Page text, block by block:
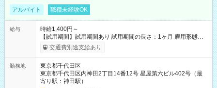
アルバイト 職種未経験OK
給与
時給1,400円～
【試用期間】試用期間あり 試用期間の長さ：1ヶ月 雇用形態、
給与は本採用時と同じです。
交通費別途支給あり
勤務地
東京都千代田区
東京都千代田区内神田2丁目14番12号 星屋第六ビル402号（最
寄り駅：神田駅）